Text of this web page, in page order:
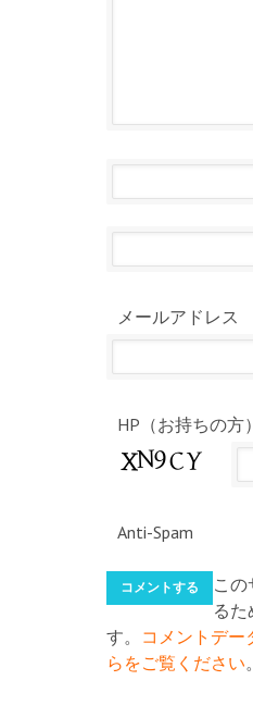
メールアドレス
HP（お持ちの方）
Anti-Spam
こ
るた
す。 コメントデー
らをご覧ください。